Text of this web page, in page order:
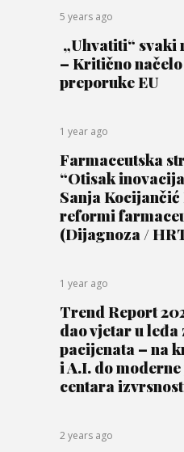
5 years ago
„Uhvatiti“
– Kritično načelo
preporuke EU
1 year ago
Farmaceutska
“Otisak
Sanja
reformi
(Dijagnoza /
1 year ago
Trend Report
dao vjetar u
pacijenata – na
i A.I. do
centara
2 years ago